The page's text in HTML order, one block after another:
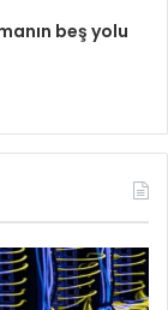
beş yolu